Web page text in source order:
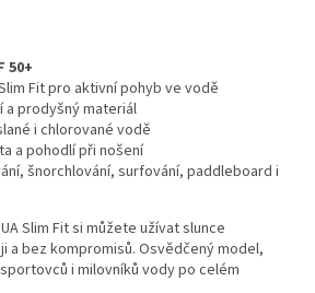
50+
Fit pro aktivní pohyb ve vodě
a prodyšný materiál
i chlorované vodě
a pohodlí při nošení
šnorchlování, surfování, paddleboard i
Slim Fit si můžete užívat slunce
a bez kompromisů. Osvědčený model,
i milovníků vody po celém